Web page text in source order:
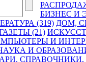
БИЗНЕС И
(319) ДОМ,
(21)
И
И
СПРАВОЧНИКИ,